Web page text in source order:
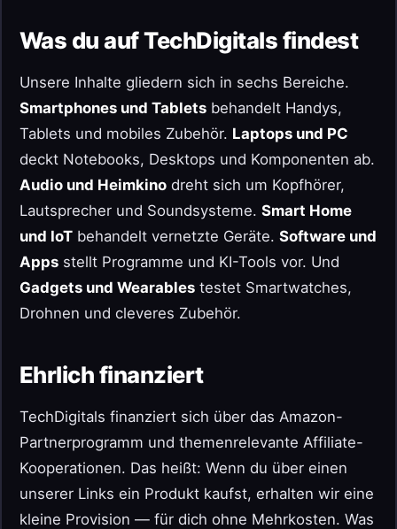
Was du auf TechDigitals findest
Unsere Inhalte gliedern sich in sechs Bereiche.
Smartphones und Tablets behandelt Handys,
Tablets und mobiles Zubehör. Laptops und PC
deckt Notebooks, Desktops und Komponenten ab.
Audio und Heimkino dreht sich um Kopfhörer,
Lautsprecher und Soundsysteme. Smart Home
und IoT behandelt vernetzte Geräte. Software und
Apps stellt Programme und KI-Tools vor. Und
Gadgets und Wearables testet Smartwatches,
Drohnen und cleveres Zubehör.
Ehrlich finanziert
TechDigitals finanziert sich über das Amazon-
Partnerprogramm und themenrelevante Affiliate-
Kooperationen. Das heißt: Wenn du über einen
unserer Links ein Produkt kaufst, erhalten wir eine
kleine Provision — für dich ohne Mehrkosten. Was